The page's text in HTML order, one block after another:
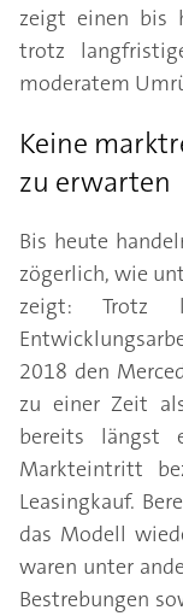
zeigt einen bis
trotz
moderatem
Keine
zu erwarten
Bis heute
zögerlich, wie
zeigt: Trotz
2018 den
zu einer Zeit
bereits längst
Markteintritt
Leasingkauf.
das Modell
waren unter
Bestrebungen